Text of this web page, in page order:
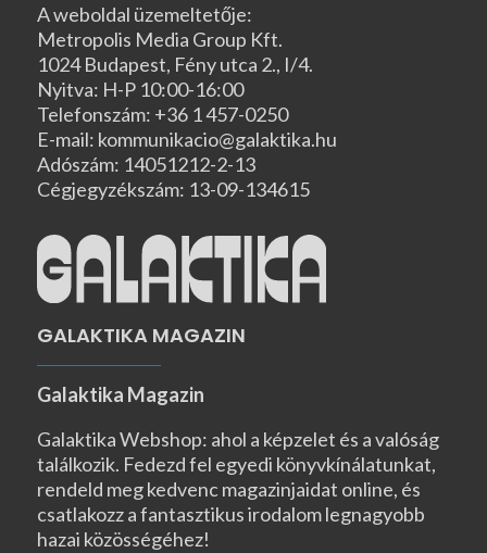
A weboldal üzemeltetője:
Metropolis Media Group Kft.
1024 Budapest, Fény utca 2., I/4.
Nyitva: H-P 10:00-16:00
Telefonszám: +36 1 457-0250
E-mail: kommunikacio@galaktika.hu
Adószám: 14051212-2-13
Cégjegyzékszám: 13-09-134615
GALAKTIKA MAGAZIN
Galaktika Magazin
Galaktika Webshop: ahol a képzelet és a valóság
találkozik. Fedezd fel egyedi könyvkínálatunkat,
rendeld meg kedvenc magazinjaidat online, és
csatlakozz a fantasztikus irodalom legnagyobb
hazai közösségéhez!